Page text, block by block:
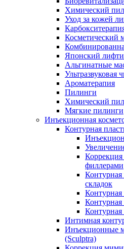
Химический
Уход за кожей
Косметический
Японский
Альгинатные
Ультразвуковая
Ароматерапия
Пилинги
Химический
Мягкие пилинги
Инъекционная
Контурная
Коррекция
филлерами
Контурная
складок
Контурная
Контурная
Контурная
Интимная
Инъекционные
(Sculptra)